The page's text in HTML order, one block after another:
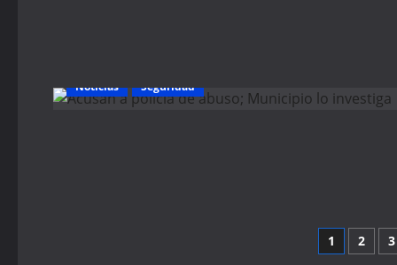
Noticias Seguridad
1 2 3